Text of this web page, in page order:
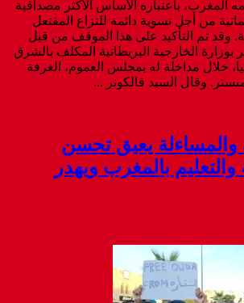
المغرب، باعتباره الأساس الأكثر مصداقية
من أجل تسوية دائمة للنزاع المفتعل
وقد تم التأكيد على هذا الموقف من قبل
بوزارة الخارجية البريطانية المكلف بالشرق
خلال مداخلة له بمجلس العموم، الغرفة
وقال السيد فالكونر ...
يعيق تحسن
بالمغرب ويهدر